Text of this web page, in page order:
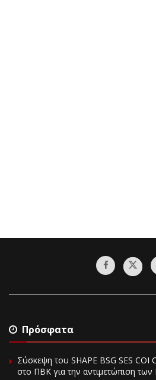
Πρόσφατα
Σύσκεψη του SHAPE BSG SES COI
στο ΠΒΚ για την αντιμετώπιση των